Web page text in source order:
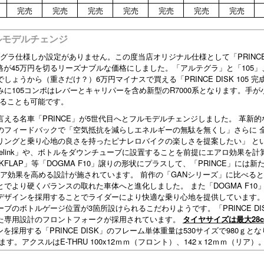
完売 完売 完売 完売 完売 完売 完売
デルチェンジ
ラ仕様しか設定がありません。この度当店オリジナル仕様として「
45万円を切るリーズナブルな価格にしました。「アルテグラ」と「105」
ょうから（重さだけ？）6万円マイナスで買える「PRINCE DISK 105 完
105コンポはレバーとキャリパーを含め新型のR7000系となります。手が
ことも可能です。
る名車「PRINCE」が5世代目へとフルモデルチェンジしました。 革新的
ィードバックで「空気抵抗を減らしエネルギーの無駄を無くし」さらに
グと乗り心地の良さを持ったピナレロバイクの楽しさを提案したい」 と
」や、ボトルをダウンチューブに設置することを前提にエアロ効果を計
」等「DOGMA F10」譲りの形状にプラスして、「PRINCE」には新
効果を高める設計が施されています。 前作の「GANシリーズ」に比べる
より硬くバランスの取れた車体へと進化しました。 また「DOGMA F10
インを採用することでライダーにより快適な乗り心地を提供しています
のボトルゲージ位置が3箇所設けられるこだわりようです。「PRINCE
用設計のフロントフォークが採用されています。 タイヤサイズは最大
採用する「PRINCE DISK」のフレーム単体重量は530サイズで980ｇとな
す。アクスルはE-THRU 100x12ｍｍ（フロント）、142ｘ12ｍｍ（リア）